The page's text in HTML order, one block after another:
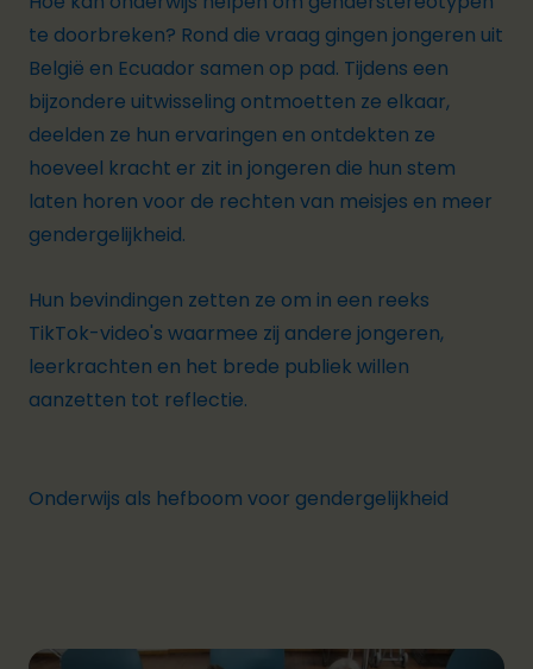
te doorbreken? Rond die vraag gingen jongeren uit
België en Ecuador samen op pad. Tijdens een
bijzondere uitwisseling ontmoetten ze elkaar,
deelden ze hun ervaringen en ontdekten ze
hoeveel kracht er zit in jongeren die hun stem
laten horen voor de rechten van meisjes en meer
gendergelijkheid.
Hun bevindingen zetten ze om in een reeks
TikTok-video's waarmee zij andere jongeren,
leerkrachten en het brede publiek willen
aanzetten tot reflectie.
Onderwijs als hefboom voor gendergelijkheid